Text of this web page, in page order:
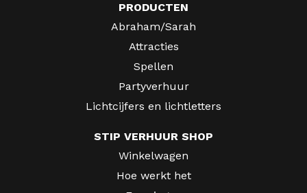
PRODUCTEN
Abraham/Sarah
Attracties
Spellen
Partyverhuur
Lichtcijfers en lichtletters
STIP VERHUUR SHOP
Winkelwagen
Hoe werkt het